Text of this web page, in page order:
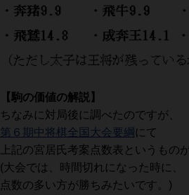
【駒の価値の解説】
ちなみに対局後に調べたのですが、
第６期中将棋全国大会要綱 にて
上記の宮居氏考案点数表というもの
(大会では、時間切れになった時に、
点数の多い方が勝ちみたいです。)